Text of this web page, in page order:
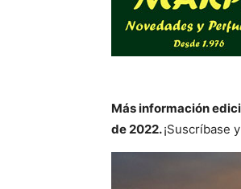
Más información
de 2022.¡Suscríbase